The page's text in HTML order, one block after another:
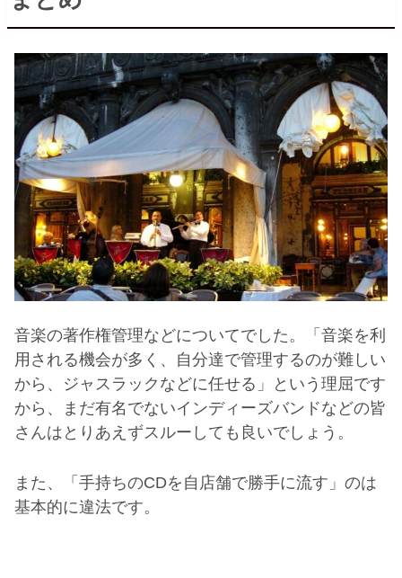
音楽の著作権管理などについてでした。「音楽を利
用される機会が多く、自分達で管理するのが難しい
から、ジャスラックなどに任せる」という理屈です
から、まだ有名でないインディーズバンドなどの皆
さんはとりあえずスルーしても良いでしょう。
また、「手持ちのCDを自店舗で勝手に流す」のは
基本的に違法です。